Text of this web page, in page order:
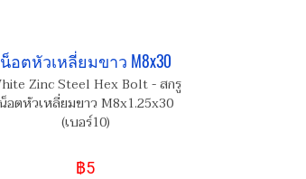
น็อตหัวเหลี่ยมขาว M8x30
Zinc Steel Hex Bolt - สกรู
อตหัวเหลี่ยมขาว M8x1.25x30
(เบอร์10)
฿5